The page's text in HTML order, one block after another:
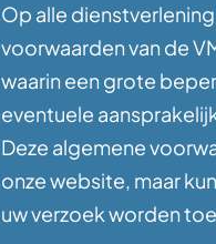
Op alle
voorwaarden van de
waarin een grote
eventuele
Deze algemene
onze website, maar
uw verzoek worden